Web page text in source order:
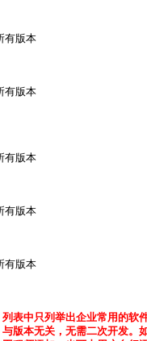
有版本
有版本
有版本
有版本
有版本
表中只列举出企业常用的软件
版本无关，无需二次开发。